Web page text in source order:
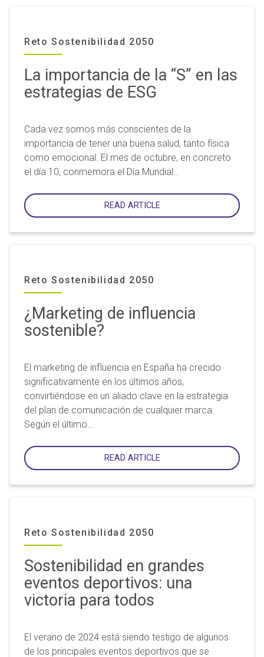
Reto Sostenibilidad 2050
La importancia de la “S” en las
estrategias de ESG
Cada vez somos más conscientes de la
importancia de tener una buena salud, tanto física
como emocional. El mes de octubre, en concreto
el día 10, conmemora el Día Mundial…
READ ARTICLE
Reto Sostenibilidad 2050
¿Marketing de influencia
sostenible?
El marketing de influencia en España ha crecido
significativamente en los últimos años,
convirtiéndose en un aliado clave en la estrategia
del plan de comunicación de cualquier marca.
Según el último…
READ ARTICLE
Reto Sostenibilidad 2050
Sostenibilidad en grandes
eventos deportivos: una
victoria para todos
El verano de 2024 está siendo testigo de algunos
de los principales eventos deportivos que se